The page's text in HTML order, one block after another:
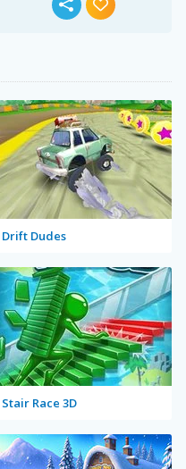
Drift Dudes
Stair Race 3D